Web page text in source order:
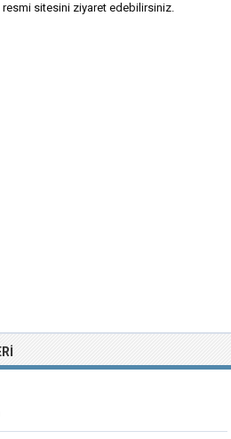
resmi sitesini ziyaret edebilirsiniz.